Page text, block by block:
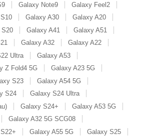
Galaxy Note9
Galaxy Feel2
Galaxy A30
Galaxy A20
S20 Galaxy A41
Galaxy A51
Galaxy A32
Galaxy A22
Ultra
Galaxy A53
Z Fold4 5G
Galaxy A23 5G
S23
Galaxy A54 5G
S24
Galaxy S24 Ultra
Galaxy S24+
Galaxy A53 5G
Galaxy A32 5G SCG08
Galaxy A55 5G
Galaxy S25